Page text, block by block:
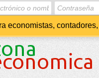
economistas,